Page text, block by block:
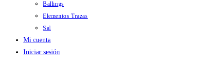
Ballings
Elementos Trazas
Sal
Mi cuenta
Iniciar sesión